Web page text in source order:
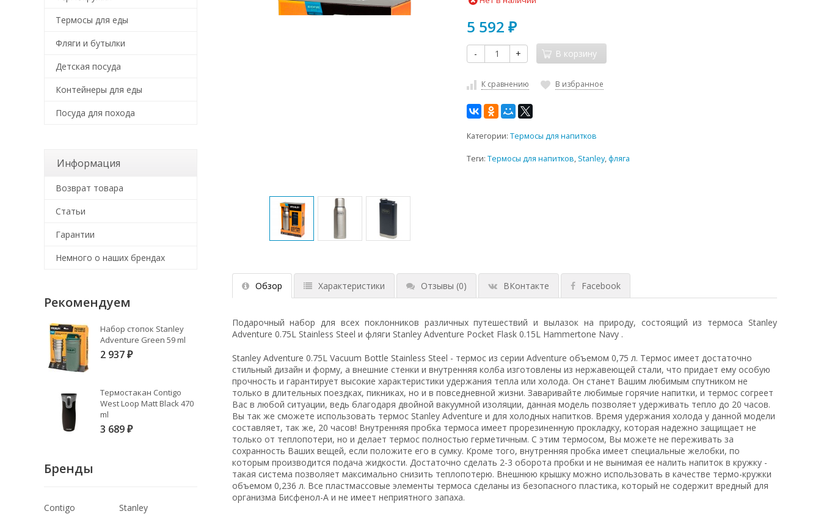
5 592 ₽
- + В корзину
К сравнению В избранное
Категории: Термосы для напитков
Теги: Термосы для напитков, Stanley,фляга
Обзор Характеристики Отзывы (0) ВКонтакте Facebook
Подарочный набор для всех поклонников различных путешествий и вылазок на природу, состоящий из термоса Stanley
Adventure 0.75L Stainless Steel и фляги Stanley Adventure Pocket Flask 0.15L Hammertone Navy .
Stanley Adventure 0.75L Vacuum Bottle Stainless Steel - термос из серии Adventure объемом 0,75 л. Термос имеет достаточно
стильный дизайн и форму, а внешние стенки и внутренняя колба изготовлены из нержавеющей стали, что придает ему особую
прочность и гарантирует высокие характеристики удержания тепла или холода. Он станет Вашим любимым спутником не
только в длительных поездках, пикниках, но и в повседневной жизни. Заваривайте любимые горячие напитки, и термос согреет
Вас в любой ситуации, ведь благодаря двойной вакуумной изоляции, данная модель позволяет удерживать тепло до 20 часов.
Вы так же сможете использовать термос Stanley Adventure и для холодных напитков. Время удержания холода у данной модели
составляет, так же, 20 часов! Внутренняя пробка термоса имеет прорезиненную прокладку, которая надежно защищает не
только от теплопотери, но и делает термос полностью герметичным. С этим термосом, Вы можете не переживать за
сохранность Ваших вещей, если положите его в сумку. Кроме того, внутренняя пробка имеет специальные желобки, по
которым производится подача жидкости. Достаточно сделать 2-3 оборота пробки и не вынимая ее налить напиток в кружку -
такая система позволяет максимально снизить теплопотерю. Внешнюю крышку можно использовать в качестве термо-кружки
объемом 0,236 л. Все пластмассовые элементы термоса сделаны из безопасного пластика, который не содержит вредный для
организма Бисфенол-А и не имеет неприятного запаха.
Термосы для еды
Фляги и бутылки
Детская посуда
Контейнеры для еды
Посуда для похода
Информация
Возврат товара
Статьи
Гарантии
Немного о наших брендах
Рекомендуем
Набор стопок Stanley
Adventure Green 59 ml
2 937 ₽
Термостакан Contigo
West Loop Matt Black 470
ml
3 689 ₽
Бренды
Contigo
Stanley